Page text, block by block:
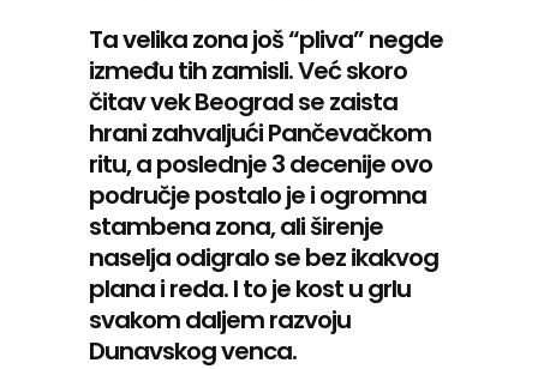
Ta velika zona još “pliva” negde
između tih zamisli. Već skoro
čitav vek Beograd se zaista
hrani zahvaljući Pančevačkom
ritu, a poslednje 3 decenije ovo
područje postalo je i ogromna
stambena zona, ali širenje
naselja odigralo se bez ikakvog
plana i reda. I to je kost u grlu
svakom daljem razvoju
Dunavskog venca.